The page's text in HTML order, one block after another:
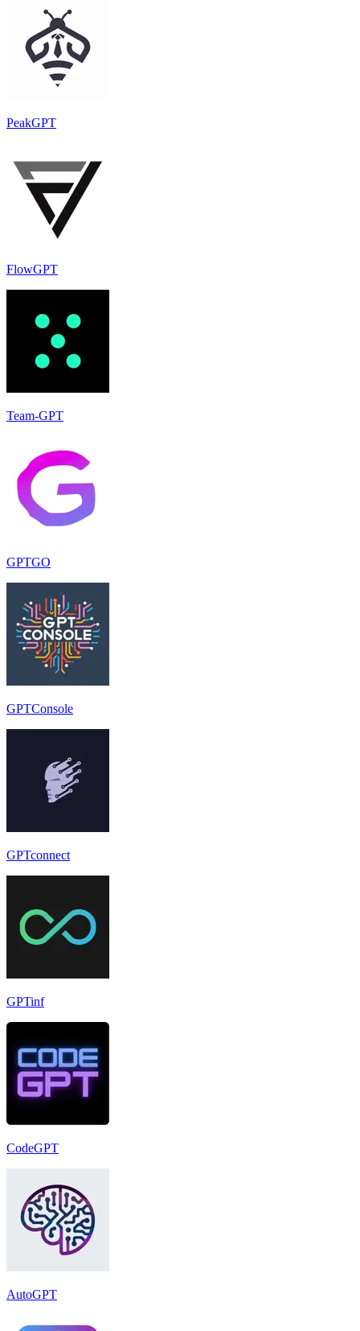
PeakGPT
FlowGPT
Team-GPT
GPTGO
GPTConsole
GPTconnect
GPTinf
CodeGPT
AutoGPT